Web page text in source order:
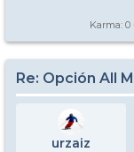
Karma: 0
Re: Opción All
urzaiz